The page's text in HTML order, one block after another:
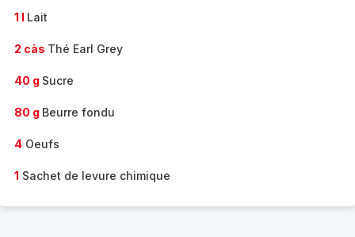
1 l Lait
2 càs Thé Earl Grey
40 g Sucre
80 g Beurre fondu
4 Oeufs
1 Sachet de levure chimique